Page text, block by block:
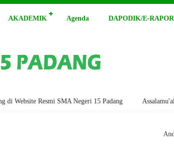
AKADEMIK Agenda DAPODIK/E-RAPOR
Resmi SMA Negeri 15 Padang